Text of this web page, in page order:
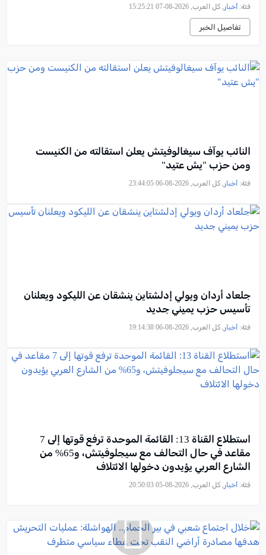
فئة: أخبار , كل العرب, 2026-08-07 15:25:21
تفاصيل الخبر
النائب يوآف سيغالوفيتش يعلن استقالته من الكنيست
ومن حزب "يش عتيد"
فئة: أخبار , كل العرب, 2026-08-06 23:44:05
جلعاد أردان ويولي إدلشتاين ينشقان عن الليكود ويعلنان
تأسيس حزب يميني جديد
فئة: أخبار , كل العرب, 2026-08-06 19:14:38
استطلاع القناة 13: القائمة الموحدة ترفع قوتها إلى 7
مقاعد في حال التحالف مع سيجلوفيتش، و65% من
الشارع العربي يؤيدون دخولها الائتلاف
فئة: أخبار , كل العرب, 2026-08-05 20:50:03